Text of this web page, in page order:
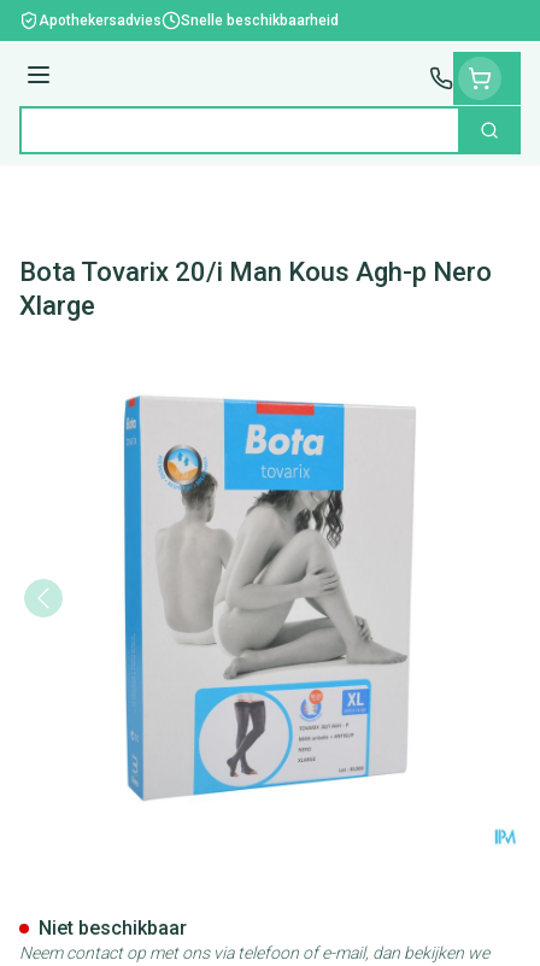
Ga naar de inhoud
Apothekersadvies Snelle beschikbaarheid
Menu
Zoek
Bota Tovarix 20/i Man Kous Agh-p Nero
Xlarge
Niet beschikbaar
Neem contact op met ons via telefoon of e-mail, dan bekijken we